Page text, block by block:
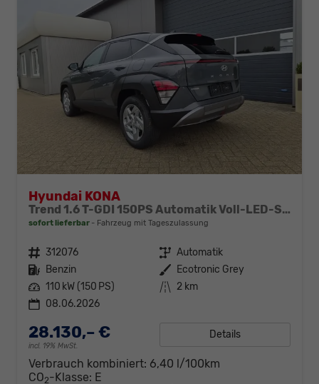
Hyundai KONA
Trend 1.6 T-GDI 150PS Automatik Voll-LED-Scheinw. Sitzheizung Lenkradheizung ACC Klimaautomatik Navi Touchscreen DAB+ Apple CarPlay + Android Auto PDC v+h Rückf.Kamera 2xKeyless 17-LM
sofort lieferbar Fahrzeug mit Tageszulassung
Fahrzeugnr. 312076 Getriebe Automatik
Kraftstoff Benzin Außenfarbe Ecotronic Grey
Leistung 110 kW (150 PS) Kilometerstand 2 km
08.06.2026
28.130,– €
incl. 19% MwSt.
Details
Verbrauch kombiniert: 6,40 l/100km
CO2-Klasse: E